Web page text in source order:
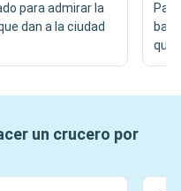
para admirar la
dan a la ciudad
que
un crucero por